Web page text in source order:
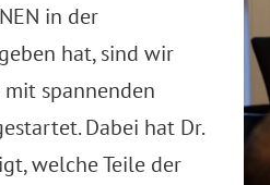
in der
hat, sind wir
spannenden
Dabei hat Dr.
welche Teile der